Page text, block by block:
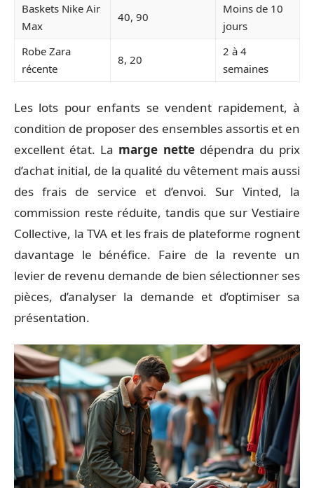
Baskets Nike Air
Max
40, 90
Moins de 10
jours
Robe Zara
récente
8, 20
2 à 4
semaines
Les lots pour enfants se vendent rapidement, à
condition de proposer des ensembles assortis et en
excellent état. La marge nettedépendra du prix
d’achat initial, de la qualité du vêtement mais aussi
des frais de service et d’envoi. Sur Vinted, la
commission reste réduite, tandis que sur Vestiaire
Collective, la TVA et les frais de plateforme rognent
davantage le bénéfice. Faire de la revente un
levier de revenu demande de bien sélectionner ses
pièces, d’analyser la demande et d’optimiser sa
présentation.